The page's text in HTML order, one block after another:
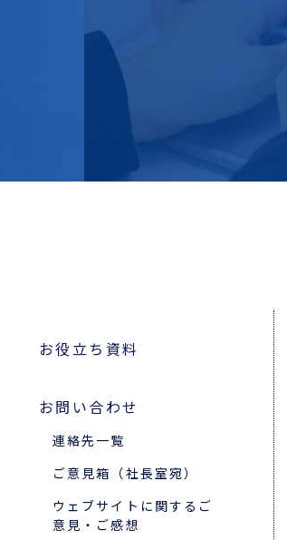
お役立ち資料
お問い合わせ
連絡先一覧
ご意見箱（社長室宛）
ウェブサイトに関するご
意見・ご感想